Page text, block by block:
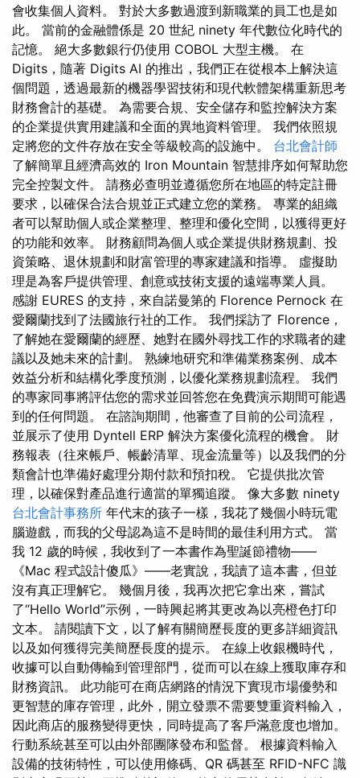
會收集個人資料。 對於大多數過渡到新職業的員工也是如
此。 當前的金融體係是 20 世紀 ninety 年代數位化時代的
記憶。 絕大多數銀行仍使用 COBOL 大型主機。 在
Digits，隨著 Digits AI 的推出，我們正在從根本上解決這
個問題，透過最新的機器學習技術和現代軟體架構重新思考
財務會計的基礎。 為需要合規、安全儲存和監控解決方案
的企業提供實用建議和全面的異地資料管理。 我們依照規
定將您的文件存放在安全等級較高的設施中。 台北會計師
了解簡單且經濟高效的 Iron Mountain 智慧排序如何幫助您
完全控製文件。 請務必查明並遵循您所在地區的特定註冊
要求，以確保合法合規並正式建立您的業務。 專業的組織
者可以幫助個人或企業整理、整理和優化空間，以獲得更好
的功能和效率。 財務顧問為個人或企業提供財務規劃、投
資策略、退休規劃和財富管理的專家建議和指導。 虛擬助
理是為客戶提供管理、創意或技術支援的遠端專業人員。
感謝 EURES 的支持，來自諾曼第的 Florence Pernock 在
愛爾蘭找到了法國旅行社的工作。 我們採訪了 Florence，
了解她在愛爾蘭的經歷、她對在國外尋找工作的求職者的建
議以及她未來的計劃。 熟練地研究和準備業務案例、成本
效益分析和結構化季度預測，以優化業務規劃流程。 我們
的專家同事將評估您的需求並回答您在免費演示期間可能遇
到的任何問題。 在諮詢期間，他審查了目前的公司流程，
並展示了使用 Dyntell ERP 解決方案優化流程的機會。 財
務報表（往來帳戶、帳齡清單、現金流量等）以及我們的分
類會計也準備好處理分期付款和預扣稅。 它提供批次管
理，以確保對產品進行適當的單獨追蹤。 像大多數 ninety
台北會計事務所 年代末的孩子一樣，我花了幾個小時玩電
腦遊戲，而我的父母認為這不是時間的最佳利用方式。 當
我 12 歲的時候，我收到了一本書作為聖誕節禮物——
《Mac 程式設計傻瓜》——老實說，我讀了這本書，但並
沒有真正理解它。 幾個月後，我再次把它拿出來，嘗試
了“Hello World”示例，一時興起將其更改為以亮橙色打印
文本。 請閱讀下文，以了解有關簡歷長度的更多詳細資訊
以及如何獲得完美簡歷長度的提示。 在線上收銀機時代，
收據可以自動傳輸到管理部門，從而可以在線上獲取庫存和
財務資訊。 此功能可在商店網路的情況下實現市場優勢和
更智慧的庫存管理，此外，開立發票不需要雙重資料輸入，
因此商店的服務變得更快，同時提高了客戶滿意度也增加。
行動系統甚至可以由外部團隊發布和監督。 根據資料輸入
設備的技術特性，可以使用條碼、QR 碼甚至 RFID-NFC 識